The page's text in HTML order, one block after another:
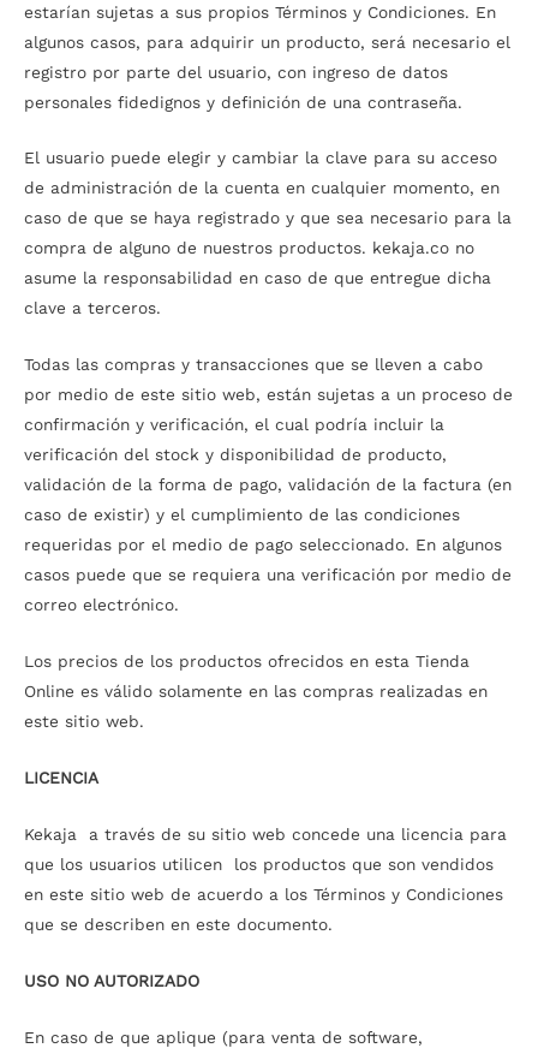
estarían sujetas a sus propios Términos y Condiciones. En
algunos casos, para adquirir un producto, será necesario el
registro por parte del usuario, con ingreso de datos
personales fidedignos y definición de una contraseña.
El usuario puede elegir y cambiar la clave para su acceso
de administración de la cuenta en cualquier momento, en
caso de que se haya registrado y que sea necesario para la
compra de alguno de nuestros productos. kekaja.co no
asume la responsabilidad en caso de que entregue dicha
clave a terceros.
Todas las compras y transacciones que se lleven a cabo
por medio de este sitio web, están sujetas a un proceso de
confirmación y verificación, el cual podría incluir la
verificación del stock y disponibilidad de producto,
validación de la forma de pago, validación de la factura (en
caso de existir) y el cumplimiento de las condiciones
requeridas por el medio de pago seleccionado. En algunos
casos puede que se requiera una verificación por medio de
correo electrónico.
Los precios de los productos ofrecidos en esta Tienda
Online es válido solamente en las compras realizadas en
este sitio web.
LICENCIA
Kekaja a través de su sitio web concede una licencia para
que los usuarios utilicen los productos que son vendidos
en este sitio web de acuerdo a los Términos y Condiciones
que se describen en este documento.
USO NO AUTORIZADO
En caso de que aplique (para venta de software,